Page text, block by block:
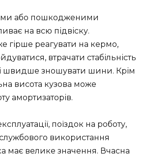
або пошкодженими
на всю підвіску.
гірше реагувати на кермо,
втрачати стабільність
і швидше зношувати шини. Крім
висота кузова може
амортизаторів.
поїздок на роботу,
використання
має велике значення. Вчасна